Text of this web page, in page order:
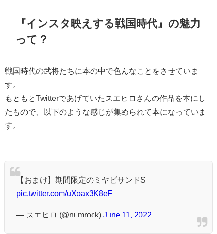
『インスタ映えする戦国時代』の魅力
って？
戦国時代の武将たちに本の中で色んなことをさせていま
す。
もともとTwitterであげていたスエヒロさんの作品を本にし
たもので、以下のような感じが集められて本になっていま
す。
【おまけ】期間限定のミヤビサンドS
pic.twitter.com/uXoax3K8eF
— スエヒロ (@numrock) June 11, 2022